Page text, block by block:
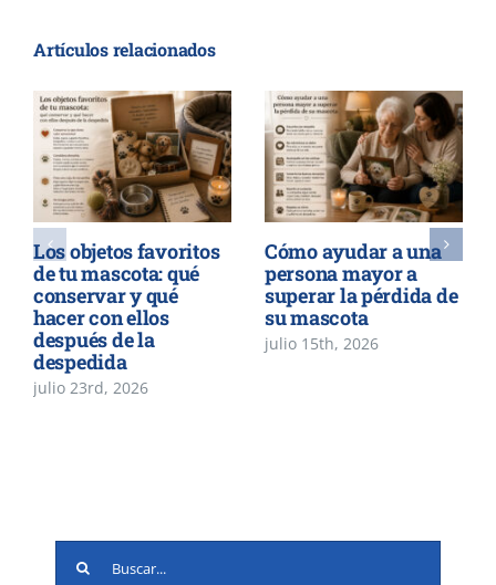
Artículos relacionados
Los objetos favoritos
de tu mascota: qué
conservar y qué
hacer con ellos
después de la
despedida
julio 23rd, 2026
Cómo ayudar a una
persona mayor a
superar la pérdida de
su mascota
julio 15th, 2026